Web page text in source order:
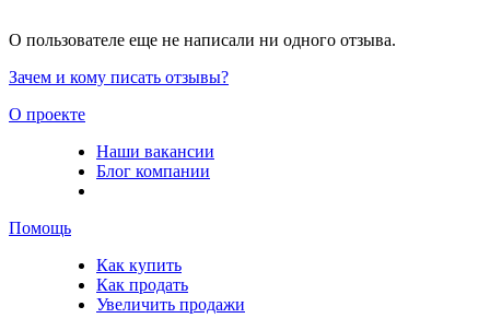
О пользователе еще не написали ни одного отзыва.
Зачем и кому писать отзывы?
О проекте
Наши вакансии
Блог компании
Помощь
Как купить
Как продать
Увеличить продажи